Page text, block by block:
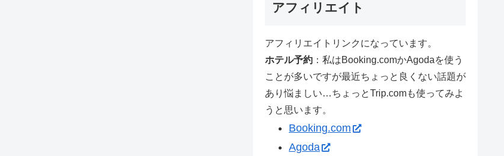
アフィリエイト
アフィリエイトリンクになっています。
ホテル予約 ：私はBooking.comかAgodaを使う
ことが多いですが最近ちょっと良くない話題が
あり悩ましい…ちょっとTrip.comも使ってみよ
うと思います。
Booking.com
Agoda